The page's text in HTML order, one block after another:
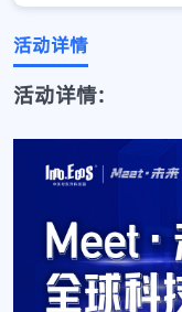
活动详情
活动详情: